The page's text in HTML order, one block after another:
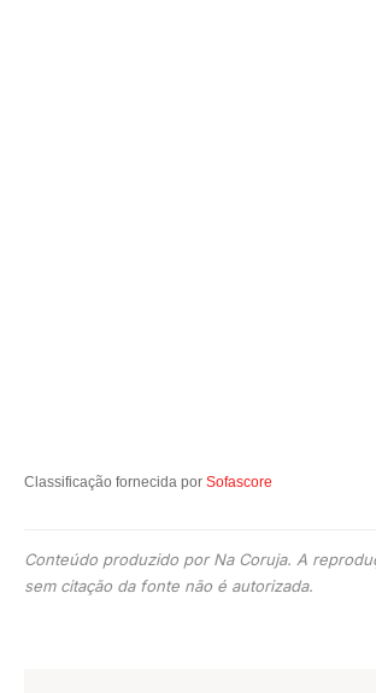
Classificação fornecida por Sofascore
Conteúdo produzido por Na Coruja. A
sem citação da fonte não é autorizada.